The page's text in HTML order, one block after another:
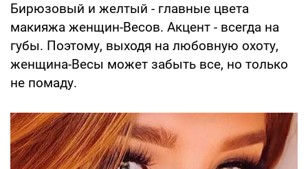
Бирюзовый и желтый - главные цвета
макияжа женщин-Весов. Акцент - всегда на
губы. Поэтому, выходя на любовную охоту,
женщина-Весы может забыть все, но только
не помаду.